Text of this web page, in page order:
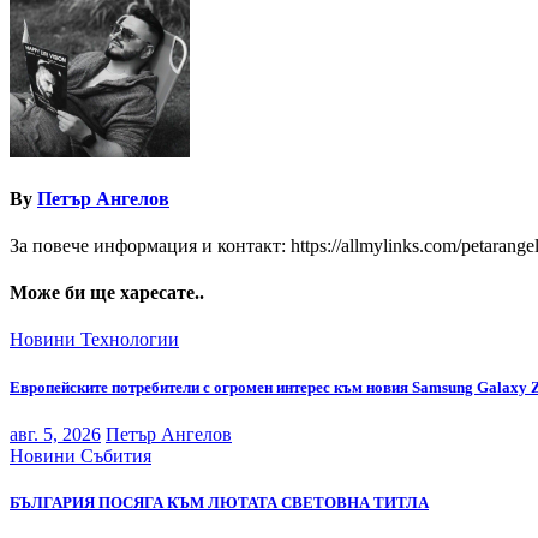
By Петър Ангелов
За повече информация и контакт: https://allmylinks.com/
Може би ще харесате..
Новини Технологии
Европейските потребители с огромен интерес към новия Samsung Galaxy
авг. 5, 2026 Петър Ангелов
Новини Събития
БЪЛГАРИЯ ПОСЯГА КЪМ ЛЮТАТА СВЕТОВНА ТИТЛА